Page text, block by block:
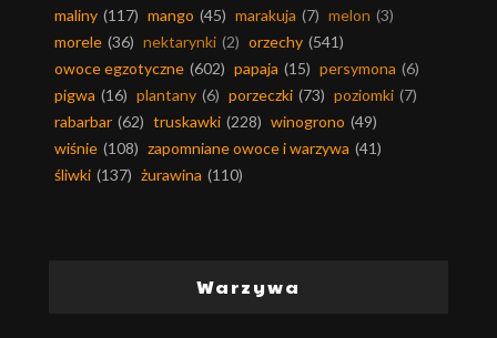
maliny (117) mango (45) marakuja (7) melon (3)
morele (36) nektarynki (2) orzechy (541)
owoce egzotyczne (602) papaja (15) persymona (6)
pigwa (16) plantany (6) porzeczki (73) poziomki (7)
rabarbar (62) truskawki (228) winogrono (49)
wiśnie (108) zapomniane owoce i warzywa (41)
śliwki (137) żurawina (110)
Warzywa